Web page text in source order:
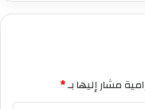
مشار إليها بـ*